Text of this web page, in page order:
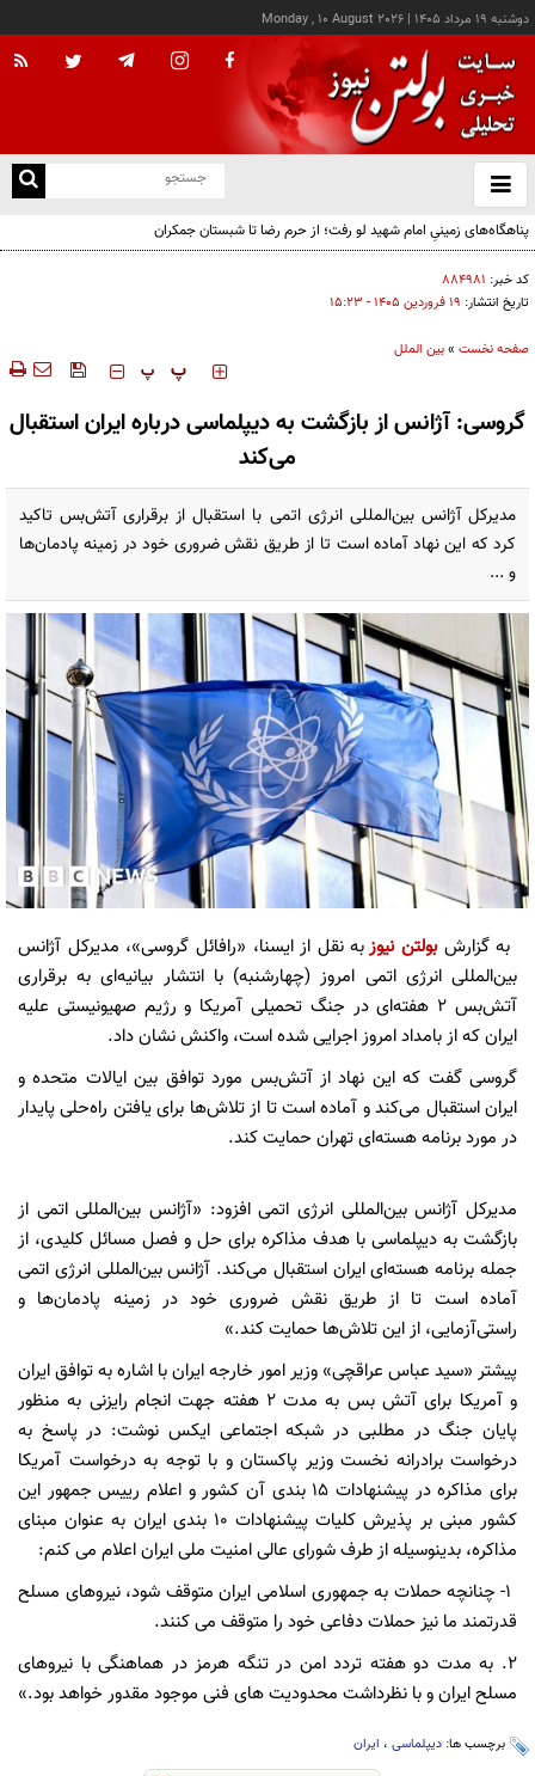
دوشنبه ۱۹ مرداد ۱۴۰۵ |
Monday , 10 August 2026
باز
و
پناهگاه‌های زمینیِ امام شهید لو رفت؛ از حرم رضا تا شبستان جمکران
کد خبر: ۸۸۴۹۸۱
تاریخ انتشار: ۱۹ فروردين ۱۴۰۵ - ۱۵:۲۳
صفحه نخست »بین الملل
‍‍‍ پ پ
گروسی: آژانس از بازگشت به دیپلماسی درباره ایران استقبال
می‌کند
مدیرکل آژانس بین‌المللی انرژی اتمی با استقبال از برقراری آتش‌بس تاکید
کرد که این نهاد آماده است تا از طریق نقش ضروری خود در زمینه پادمان‌ها
و ...
به گزارشبولتن نیوزبه نقل از ایسنا، «رافائل گروسی»، مدیرکل آژانس
بین‌المللی انرژی اتمی امروز (چهارشنبه) با انتشار بیانیه‌ای به برقراری
آتش‌بس ۲ هفته‌ای در جنگ تحمیلی آمریکا و رژیم صهیونیستی علیه
ایران که از بامداد امروز اجرایی شده است، واکنش نشان داد.
گروسی گفت که این نهاد از آتش‌بس مورد توافق بین ایالات متحده و
ایران استقبال می‌کند و آماده است تا از تلاش‌ها برای یافتن راه‌حلی پایدار
در مورد برنامه هسته‌ای تهران حمایت کند.
مدیرکل آژانس بین‌المللی انرژی اتمی افزود: «آژانس بین‌المللی اتمی از
بازگشت به دیپلماسی با هدف مذاکره برای حل و فصل مسائل کلیدی، از
جمله برنامه هسته‌ای ایران استقبال می‌کند. آژانس بین‌المللی انرژی اتمی
آماده است تا از طریق نقش ضروری خود در زمینه پادمان‌ها و
راستی‌آزمایی، از این تلاش‌ها حمایت کند.»
پیشتر «سید عباس عراقچی» وزیر امور خارجه ایران با اشاره به توافق ایران
و آمریکا برای آتش بس به مدت ۲ هفته جهت انجام رایزنی به منظور
پایان جنگ در مطلبی در شبکه اجتماعی ایکس نوشت: در پاسخ به
درخواست برادرانه نخست وزیر پاکستان و با توجه به درخواست آمریکا
برای مذاکره در پیشنهادات ۱۵ بندی آن کشور و اعلام رییس جمهور این
کشور مبنی بر پذیرش کلیات پیشنهادات ۱۰ بندی ایران به عنوان مبنای
مذاکره، بدینوسیله از طرف شورای عالی امنیت ملی ایران اعلام می کنم:
۱- چنانچه حملات به جمهوری اسلامی ایران متوقف شود، نیروهای مسلح
قدرتمند ما نیز حملات دفاعی خود را متوقف می کنند.
۲. به مدت دو هفته تردد امن در تنگه هرمز در هماهنگی با نیروهای
مسلح ایران و با نظرداشت محدودیت های فنی موجود مقدور خواهد بود.»
برچسب ها: دیپلماسی ، ایران